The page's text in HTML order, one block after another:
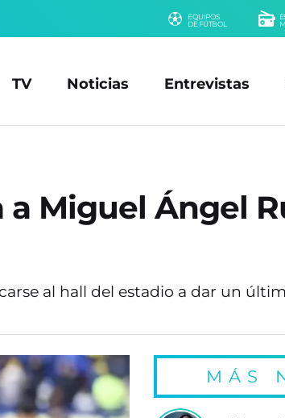
EQUIPOS
DE FÚTBOL
TV Noticias Entrevistas
Miguel Ángel
al hall del estadio a dar un
MÁS